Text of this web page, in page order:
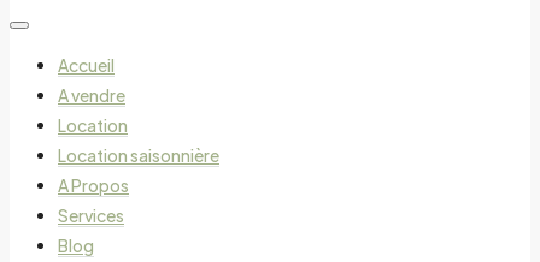
Accueil
A vendre
Location
Location saisonnière
A Propos
Services
Blog